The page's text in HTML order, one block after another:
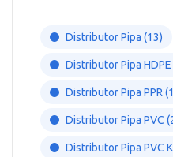
Distributor Pipa (13)
Distributor Pipa HDPE
Distributor Pipa PPR
Distributor Pipa PVC
Distributor Pipa PVC